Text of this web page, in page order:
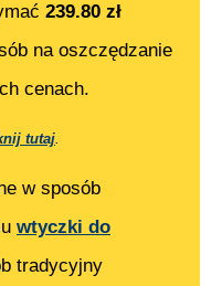
239.80 zł
na oszczędzanie
cenach.
tutaj.
w sposób
wtyczki do
tradycyjny